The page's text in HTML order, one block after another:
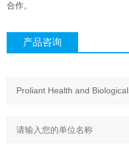
合作。
产品咨询